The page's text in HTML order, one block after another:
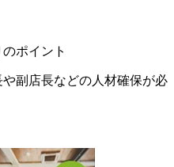
ポイント
副店長などの人材確保が必